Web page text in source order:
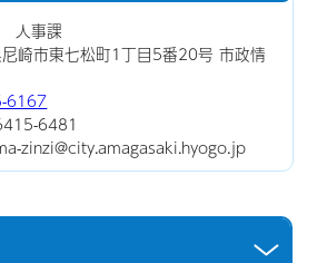
人事課
崎市東七松町1丁目5番20号 市政情
6167
6481
zinzi@city.amagasaki.hyogo.jp